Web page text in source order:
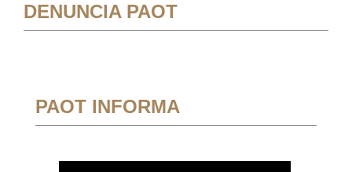
DENUNCIA PAOT
PAOT INFORMA